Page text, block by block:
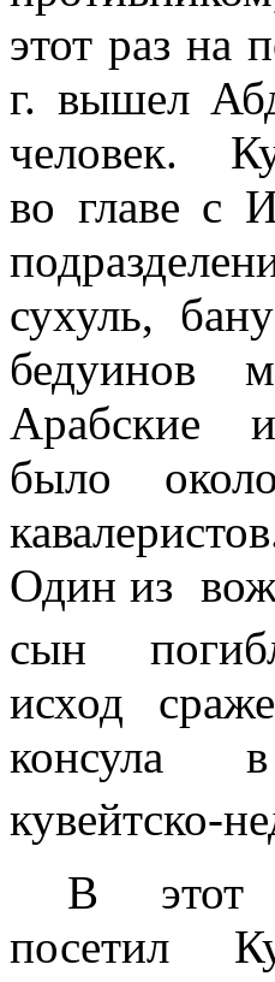
этот раз на
г. вышел
человек.
во главе с
сухуль,
бедуинов
Арабские
было
Один из
сын
исход
консула
в
кувейтско-
В
этот
посетил